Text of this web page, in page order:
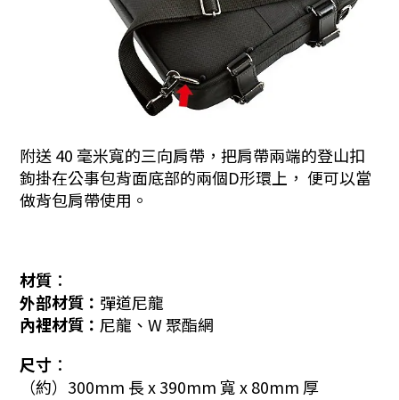
附送 40 毫米寬的三向肩帶，把肩帶兩端的登山扣
鉤掛在公事包背面底部的兩個D形環上， 便可以當
做背包肩帶使用。
材質︰
外部材質： 彈道尼龍
內裡材質： 尼龍、W 聚酯網
尺寸︰
（約）300mm 長 x 390mm 寬 x 80mm 厚